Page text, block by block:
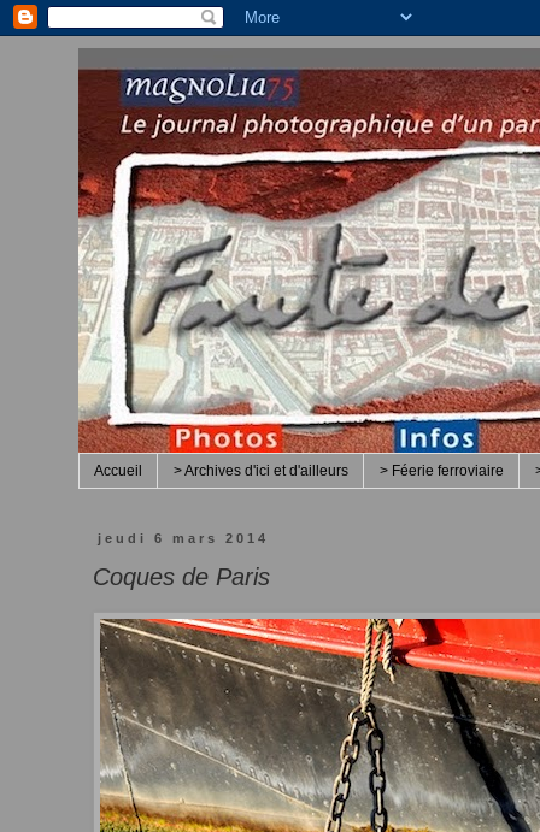
Accueil > Archives d'ici et d'ailleurs > Féerie ferroviaire
jeudi 6 mars 2014
Coques de Paris